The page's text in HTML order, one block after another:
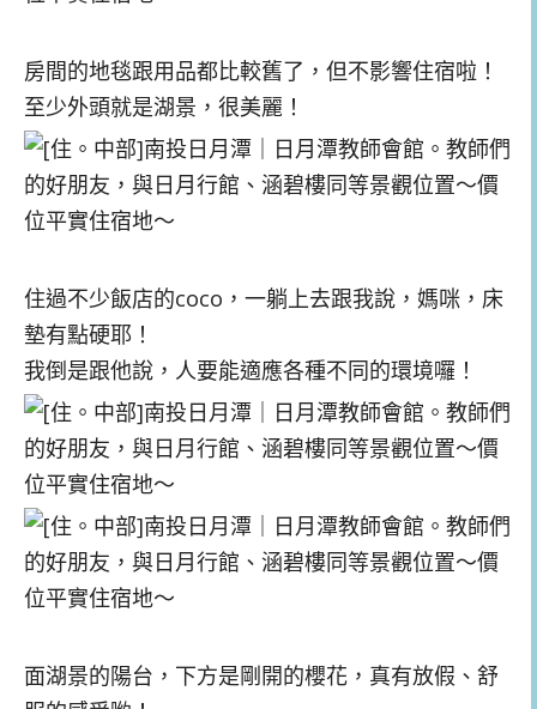
房間的地毯跟用品都比較舊了，但不影響住宿啦！
至少外頭就是湖景，很美麗！
住過不少飯店的coco，一躺上去跟我說，媽咪，床
墊有點硬耶！
我倒是跟他說，人要能適應各種不同的環境囉！
面湖景的陽台，下方是剛開的櫻花，真有放假、舒